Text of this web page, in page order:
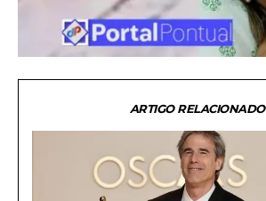
ARTIGO RELACIONADO